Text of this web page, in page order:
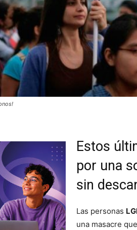
Estos
por una
sin
Las personas
una masacre